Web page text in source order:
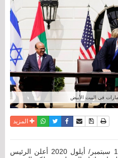
في البيت الأبيض
نسخة للطباعة
حفظ الموضوع
أرسل الى صديق
فيسبوكتويترواتسابالمزيد
في يوم 11 سبتمبر/ أيلول 2020 أعلن الرئيس